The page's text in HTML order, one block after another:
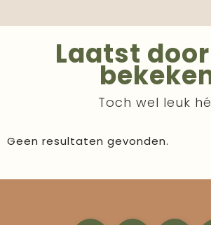
Laatst
Toch wel leuk
Geen resultaten gevonden.